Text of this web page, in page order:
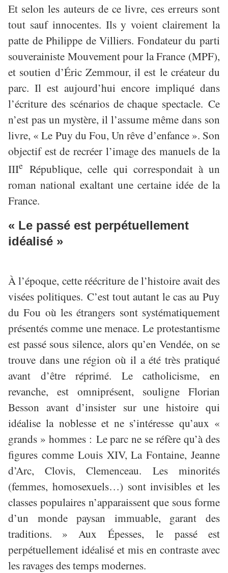
Et selon les auteurs de ce livre, ces erreurs sont
tout sauf innocentes. Ils y voient clairement la
patte de Philippe de Villiers. Fondateur du parti
souverainiste Mouvement pour la France (MPF),
et soutien d’Éric Zemmour, il est le créateur du
parc. Il est aujourd’hui encore impliqué dans
l’écriture des scénarios de chaque spectacle. Ce
n’est pas un mystère, il l’assume même dans son
livre, « Le Puy du Fou, Un rêve d’enfance ». Son
objectif est de recréer l’image des manuels de la
IIIe République, celle qui correspondait à un
roman national exaltant une certaine idée de la
France.
« Le passé est perpétuellement
idéalisé »
À l’époque, cette réécriture de l’histoire avait des
visées politiques. C’est tout autant le cas au Puy
du Fou où les étrangers sont systématiquement
présentés comme une menace. Le protestantisme
est passé sous silence, alors qu’en Vendée, on se
trouve dans une région où il a été très pratiqué
avant d’être réprimé. Le catholicisme, en
revanche, est omniprésent, souligne Florian
Besson avant d’insister sur une histoire qui
idéalise la noblesse et ne s’intéresse qu’aux «
grands » hommes : Le parc ne se réfère qu’à des
figures comme Louis XIV, La Fontaine, Jeanne
d’Arc, Clovis, Clemenceau.Les minorités
(femmes, homosexuels…) sont invisibles et les
classes populaires n’apparaissent que sous forme
d’un monde paysan immuable, garant des
traditions.
» Aux Épesses, le passé est
perpétuellement idéalisé et mis en contraste avec
les ravages des temps modernes.